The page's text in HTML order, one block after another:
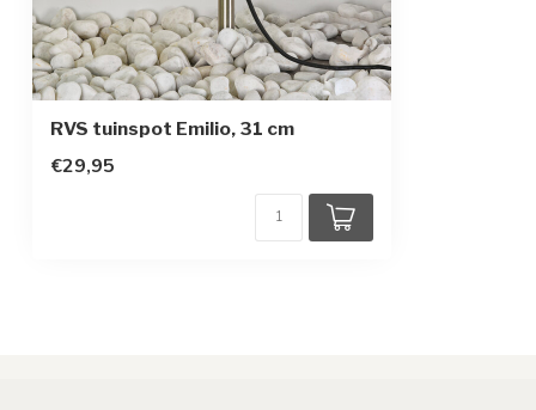
RVS tuinspot Emilio, 31 cm
€29,95